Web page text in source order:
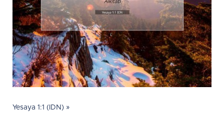
Yesaya 1:1 (IDN) »